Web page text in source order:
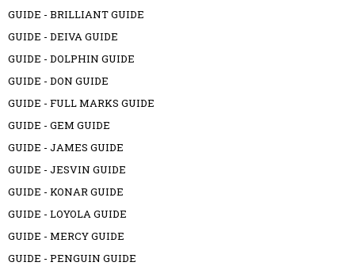
GUIDE - BRILLIANT GUIDE
GUIDE - DEIVA GUIDE
GUIDE - DOLPHIN GUIDE
GUIDE - DON GUIDE
GUIDE - FULL MARKS GUIDE
GUIDE - GEM GUIDE
GUIDE - JAMES GUIDE
GUIDE - JESVIN GUIDE
GUIDE - KONAR GUIDE
GUIDE - LOYOLA GUIDE
GUIDE - MERCY GUIDE
GUIDE - PENGUIN GUIDE